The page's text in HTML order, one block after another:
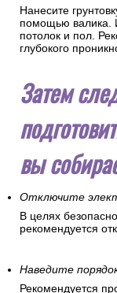
Нанесите
помощью валика.
потолок и пол.
глубокого
Затем
вы
Отключите
В целях
рекомендуется
Наведите
Рекомендуется